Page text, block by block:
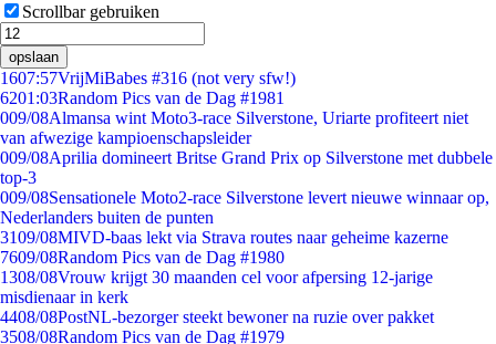
Scrollbar gebruiken
opslaan
1607:57VrijMiBabes #316 (not very sfw!)
6201:03Random Pics van de Dag #1981
009/08Almansa wint Moto3-race Silverstone, Uriarte profiteert niet
van afwezige kampioenschapsleider
009/08Aprilia domineert Britse Grand Prix op Silverstone met dubbele
top-3
009/08Sensationele Moto2-race Silverstone levert nieuwe winnaar op,
Nederlanders buiten de punten
3109/08MIVD-baas lekt via Strava routes naar geheime kazerne
7609/08Random Pics van de Dag #1980
1308/08Vrouw krijgt 30 maanden cel voor afpersing 12-jarige
misdienaar in kerk
4408/08PostNL-bezorger steekt bewoner na ruzie over pakket
3508/08Random Pics van de Dag #1979